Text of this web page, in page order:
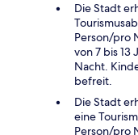
Die Stadt
Person/pro
von 7 bis 13
Nacht.
befreit.
Die Stadt
eine
Person/pro